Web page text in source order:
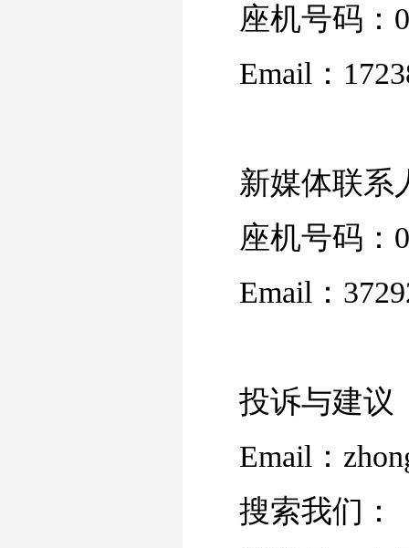
座机号码：
Email：
新媒体联系
座机号码：
Email：
投诉与建议
Email：
搜索我们：